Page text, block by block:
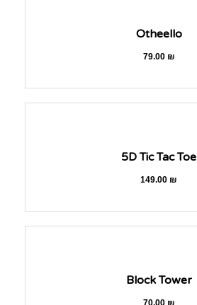
Otheello
79.00₪
5D Tic Tac Toe
149.00₪
Block Tower
70.00₪